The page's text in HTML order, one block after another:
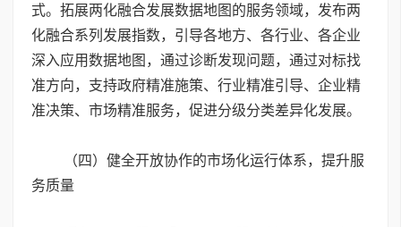
式。拓展两化融合发展数据地图的服务领域，发布两
化融合系列发展指数，引导各地方、各行业、各企业
深入应用数据地图，通过诊断发现问题，通过对标找
准方向，支持政府精准施策、行业精准引导、企业精
准决策、市场精准服务，促进分级分类差异化发展。
（四）健全开放协作的市场化运行体系，提升服
务质量